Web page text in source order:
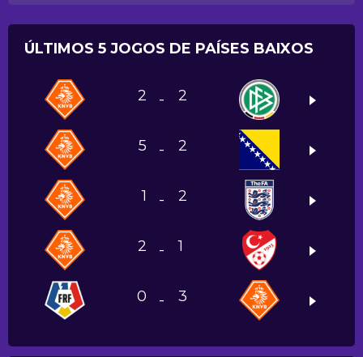
ÚLTIMOS 5 JOGOS DE PAÍSES BAIXOS
2 - 2
5 - 2
1 - 2
2 - 1
0 - 3